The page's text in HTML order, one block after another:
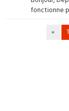
fonctionne
« 1